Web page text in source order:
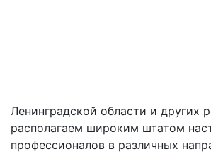
Ленинградской области и других
располагаем широким штатом
профессионалов в различных